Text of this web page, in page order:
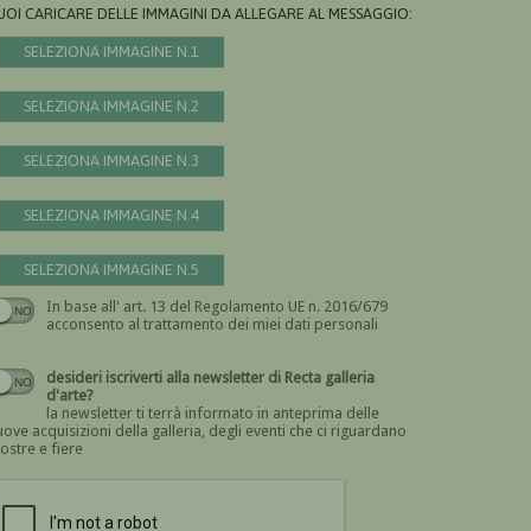
CARICARE DELLE IMMAGINI DA ALLEGARE AL MESSAGGIO:
SELEZIONA IMMAGINE N.1
SELEZIONA IMMAGINE N.2
SELEZIONA IMMAGINE N.3
SELEZIONA IMMAGINE N.4
SELEZIONA IMMAGINE N.5
In base all' art. 13 del Regolamento UE n. 2016/679
acconsento al trattamento dei miei dati personali
Devi dare il consenso
desideri iscriverti alla newsletter di Recta galleria
d'arte?
la newsletter ti terrà informato in anteprima delle
acquisizioni della galleria, degli eventi che ci riguardano
e fiere